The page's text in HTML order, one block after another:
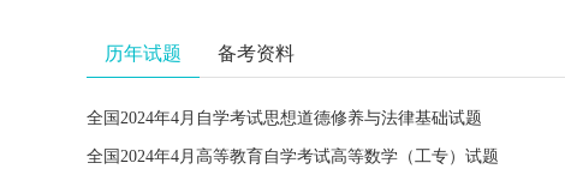
历年试题 备考资料
全国2024年4月自学考试思想道德修养与法律基础试题
全国2024年4月高等教育自学考试高等数学（工专）试题